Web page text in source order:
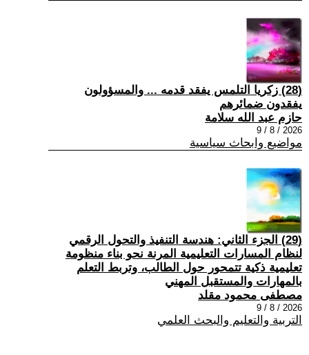
(28) زكريا التلمس يفقد قدمه ... والمسؤولون
يفقدون ضمائرهم
حازم عبد الله سلامة
2026 / 8 / 9
مواضيع وابحاث سياسية
(29) الجزء الثاني: هندسة التنفيذ والتحول الرقمي
لنظام المسارات التعليمية المرنة نحو بناء منظومة
تعليمية ذكية تتمحور حول الطالب، وتربط التعلم
بالمهارات والمستقبل المهني
مصطفى محمود مقلد
2026 / 8 / 9
التربية والتعليم والبحث العلمي